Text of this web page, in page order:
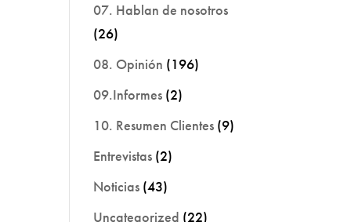
07. Hablan de nosotros
(26)
08. Opinión (196)
09.Informes (2)
10. Resumen Clientes (9)
Entrevistas (2)
Noticias (43)
Uncategorized (22)